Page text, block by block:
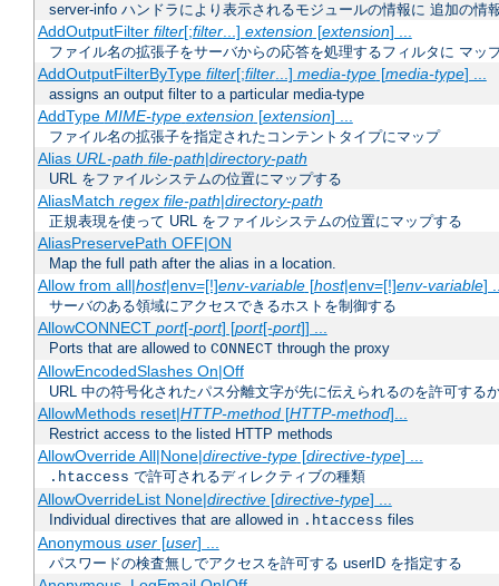
server-info ハンドラにより表示されるモジュールの情報に 追加の情
AddOutputFilter filter[;filter...] extension[extension] ...
ファイル名の拡張子をサーバからの応答を処理するフィルタに マッ
AddOutputFilterByType filter[;filter...] media-type[media-type] ...
assigns an output filter to a particular media-type
AddType MIME-type extension[extension] ...
ファイル名の拡張子を指定されたコンテントタイプにマップ
Alias URL-path file-path|directory-path
URL をファイルシステムの位置にマップする
AliasMatch regex file-path|directory-path
正規表現を使って URL をファイルシステムの位置にマップする
AliasPreservePath OFF|ON
Map the full path after the alias in a location.
Allow from all|host|env=[!]env-variable[host|env=[!]env-variable]
サーバのある領域にアクセスできるホストを制御する
AllowCONNECT port[-port] [port[-port]] ...
Ports that are allowed to CONNECT through the proxy
AllowEncodedSlashes On|Off
URL 中の符号化されたパス分離文字が先に伝えられるのを許可する
AllowMethods reset|HTTP-method[HTTP-method]...
Restrict access to the listed HTTP methods
AllowOverride All|None|directive-type[directive-type] ...
.htaccess で許可されるディレクティブの種類
AllowOverrideList None|directive[directive-type] ...
Individual directives that are allowed in .htaccess files
Anonymous user[user] ...
パスワードの検査無しでアクセスを許可する userID を指定する